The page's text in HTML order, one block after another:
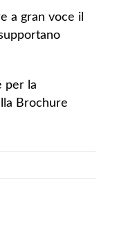
a gran voce il
per la
Brochure